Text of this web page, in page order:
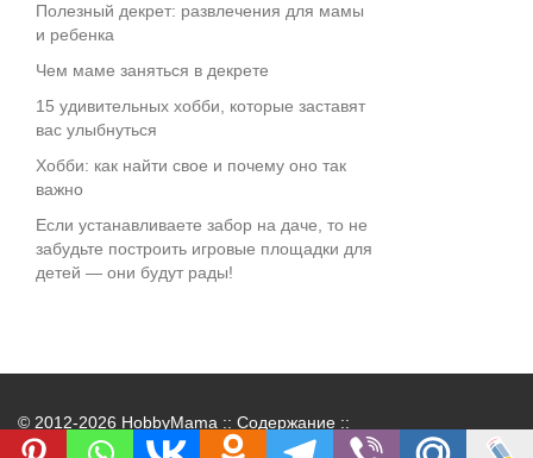
Полезный декрет: развлечения для мамы
и ребенка
Чем маме заняться в декрете
15 удивительных хобби, которые заставят
вас улыбнуться
Хобби: как найти свое и почему оно так
важно
Если устанавливаете забор на даче, то не
забудьте построить игровые площадки для
детей — они будут рады!
© 2012-2026 HobbyMama :: Содержание ::
Контакты